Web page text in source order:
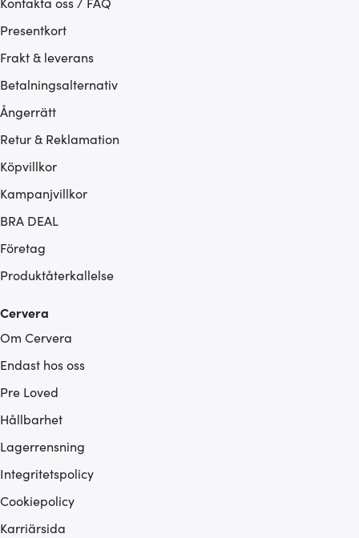
Presentkort
Frakt & leverans
Betalningsalternativ
Ångerrätt
Retur & Reklamation
Köpvillkor
Kampanjvillkor
BRA DEAL
Företag
Produktåterkallelse
Cervera
Om Cervera
Endast hos oss
Pre Loved
Hållbarhet
Lagerrensning
Integritetspolicy
Cookiepolicy
Karriärsida